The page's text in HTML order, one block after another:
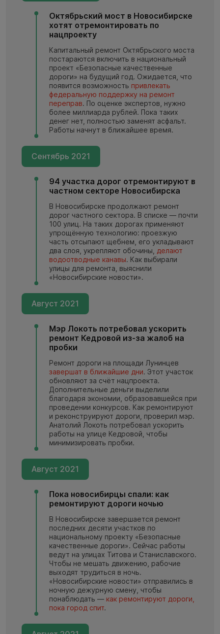
Октябрьский мост в Новосибирске
хотят отремонтировать по
нацпроекту
Капитальный ремонт Октябрьского моста
постараются включить в национальный
проект «Безопасные качественные
дороги» на будущий год. Ожидается, что
появится возможность привлекать
федеральную поддержку на ремонт
переправ. По оценке экспертов, нужно
более миллиарда рублей. Пока таких
денег нет, полностью заменят асфальт.
Работы начнут в ближайшее время.
Сентябрь 2021
94 участка дорог отремонтируют в
частном секторе Новосибирска
В Новосибирске продолжают ремонт
дорог частного сектора. В списке — почти
100 улиц. На таких дорогах применяют
упрощённую технологию: проезжую
часть отсыпают щебнем, его укладывают
два слоя, укрепляют обочины, делают
водоотводные канавы. Как выбирали
улицы для ремонта, выяснили
«Новосибирские новости».
Август 2021
Мэр Локоть потребовал ускорить
ремонт Кедровой из-за жалоб на
пробки
Ремонт дороги на площади Лунинцев
завершат в ближайшие дни. Этот участок
обновляют за счёт нацпроекта.
Дополнительные деньги выделили
благодаря экономии, образовавшейся при
проведении конкурсов. Как ремонтируют
и реконструируют дороги, проверил мэр.
Анатолий Локоть потребовал ускорить
работы на улице Кедровой, чтобы
минимизировать пробки.
Август 2021
Пока новосибирцы спали: как
ремонтируют дороги ночью
В Новосибирске завершается ремонт
последних десяти участков по
национальному проекту «Безопасные
качественные дороги». Сейчас работы
ведут на улицах Титова и Станиславского.
Чтобы не мешать движению, рабочие
выходят трудиться в ночь.
«Новосибирские новости» отправились в
ночную дежурную смену, чтобы
понаблюдать — как ремонтируют дороги,
пока город спит.